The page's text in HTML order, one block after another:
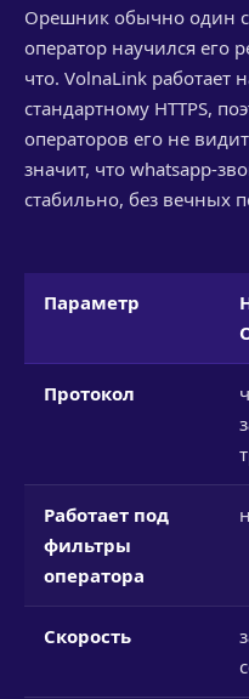
Орешник обычно один
оператор научился его
что. VolnaLink работает
стандартному HTTPS,
операторов его не
значит, что whatsapp-
стабильно, без вечных
Параметр
Протокол
Работает под
фильтры
оператора
Скорость